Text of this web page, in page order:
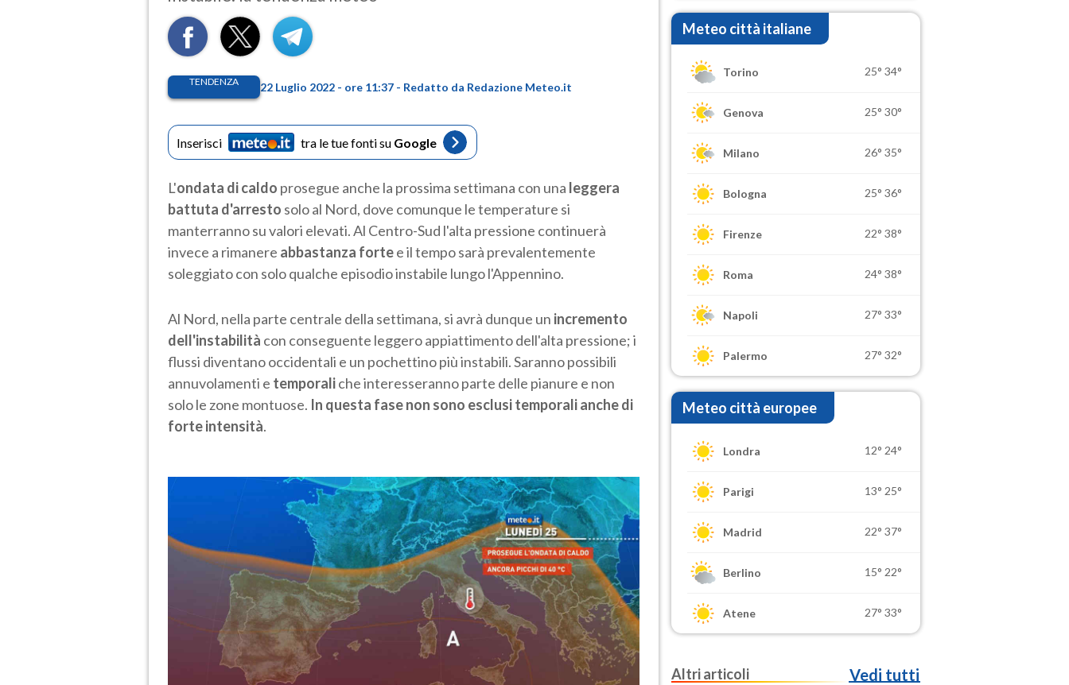
TENDENZA 22 Luglio 2022 - ore 11:37 - Redatto da Redazione Meteo.it
Inserisci tra le tue fonti su Google
L'ondata di caldo prosegue anche la prossima settimana con una leggera
battuta d'arresto solo al Nord, dove comunque le temperature si
manterranno su valori elevati. Al Centro-Sud l'alta pressione continuerà
invece a rimanere abbastanza fortee il tempo sarà prevalentemente
soleggiato con solo qualche episodio instabile lungo l'Appennino.
Al Nord, nella parte centrale della settimana, si avrà dunque un incremento
dell'instabilità con conseguente leggero appiattimento dell'alta pressione; i
flussi diventano occidentali e un pochettino più instabili. Saranno possibili
annuvolamenti e temporaliche interesseranno parte delle pianure e non
solo le zone montuose. In questa fase non sono esclusi temporali anche di
forte intensità.
Meteo città italiane
Torino 25° 34°
Genova 25° 30°
Milano 26° 35°
Bologna 25° 36°
Firenze 22° 38°
Roma 24° 38°
Napoli 27° 33°
Palermo 27° 32°
Meteo città europee
Londra 12° 24°
Parigi 13° 25°
Madrid 22° 37°
Berlino 15° 22°
Atene 27° 33°
Altri articoli Vedi tutti